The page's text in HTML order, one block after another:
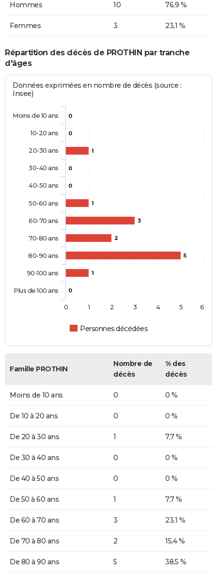
Hommes 10 76,9 %
Femmes 3 23,1 %
Répartition des décès de PROTHIN par tranche
d'âges
Données exprimées en nombre de décès (source :
Insee)
0
0
1
0
0
1
3
2
5
1
0
Personnes décédées
Moins de 10 ans
10-20 ans
20-30 ans
30-40 ans
40-50 ans
50-60 ans
60-70 ans
70-80 ans
80-90 ans
90-100 ans
Plus de 100 ans
0 1 2 3 4 5 6
Famille PROTHIN
Nombre de
décès
% des
décès
Moins de 10 ans 0 0 %
De 10 à 20 ans 0 0 %
De 20 à 30 ans 1 7,7 %
De 30 à 40 ans 0 0 %
De 40 à 50 ans 0 0 %
De 50 à 60 ans 1 7,7 %
De 60 à 70 ans 3 23,1 %
De 70 à 80 ans 2 15,4 %
De 80 à 90 ans 5 38,5 %